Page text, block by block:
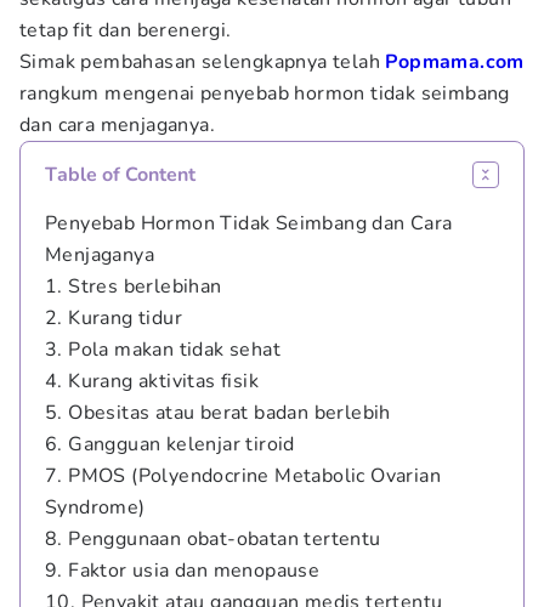
tetap fit dan berenergi.
Simak pembahasan selengkapnya telah Popmama.com
rangkum mengenai penyebab hormon tidak seimbang
dan cara menjaganya.
Table of Content
Penyebab Hormon Tidak Seimbang dan Cara
Menjaganya
1. Stres berlebihan
2. Kurang tidur
3. Pola makan tidak sehat
4. Kurang aktivitas fisik
5. Obesitas atau berat badan berlebih
6. Gangguan kelenjar tiroid
7. PMOS (Polyendocrine Metabolic Ovarian
Syndrome)
8. Penggunaan obat-obatan tertentu
9. Faktor usia dan menopause